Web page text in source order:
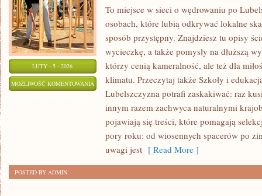
LUTY - 5 - 2026
MOŻLIWOŚĆ KOMENTOWANIA HISTORIA
ZABYTKI
To miejsce w sieci o wędrowaniu po
osobach, które lubią odkrywać lokalne
sposób przystępny. Znajdziesz tu opisy
wycieczkę, a także pomysły na dłuższą
którzy cenią kameralność, ale też dla
klimatu. Przeczytaj także Szkoły i
Lubelszczyzna potrafi zaskakiwać: raz
innym razem zachwyca naturalnymi
pojawiają się treści, które pomagają
pory roku: od wiosennych spacerów po
uwagi jest [ Read More ]
POSTED BY ADMIN